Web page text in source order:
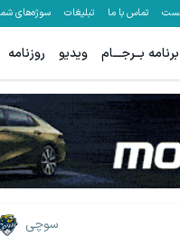
تماس با ما تبلیغات سوژه‌های
برنامه بــرجـــام ویدیو روزنامه
سوچی